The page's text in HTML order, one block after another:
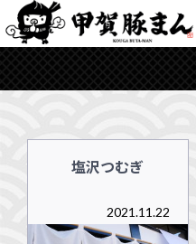
塩沢つむぎ
2021.11.22